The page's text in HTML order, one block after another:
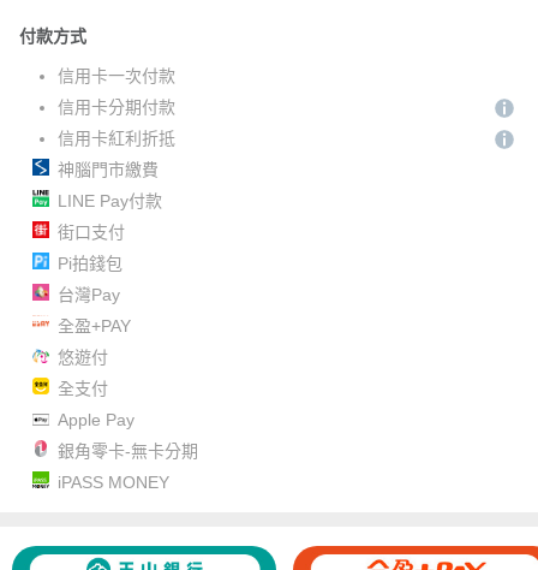
付款方式
信用卡一次付款
信用卡分期付款
信用卡紅利折抵
神腦門市繳費
LINE Pay付款
街口支付
Pi拍錢包
台灣Pay
全盈+PAY
悠遊付
全支付
Apple Pay
銀角零卡-無卡分期
iPASS MONEY